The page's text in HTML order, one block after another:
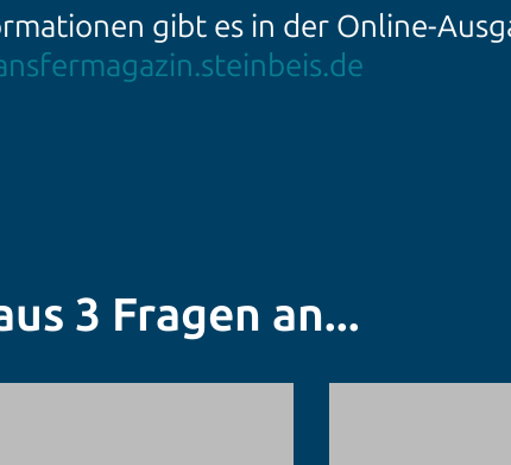
gibt es in der Online-
3 Fragen an...